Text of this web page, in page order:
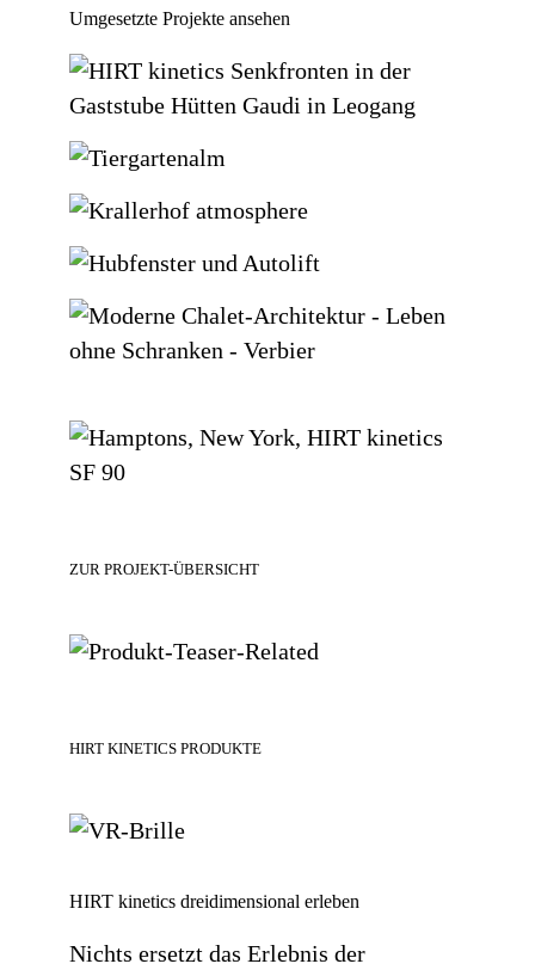
Umgesetzte Projekte ansehen
ZUR PROJEKT-ÜBERSICHT
HIRT KINETICS PRODUKTE
HIRT kinetics dreidimensional erleben
Nichts ersetzt das Erlebnis der